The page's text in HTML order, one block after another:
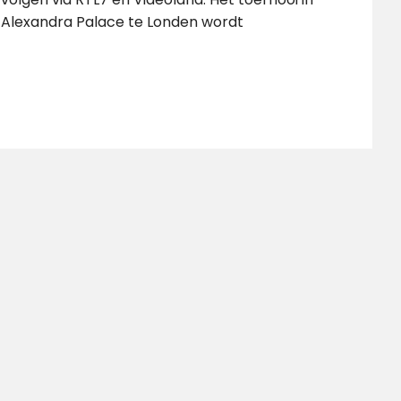
Alexandra Palace te Londen wordt